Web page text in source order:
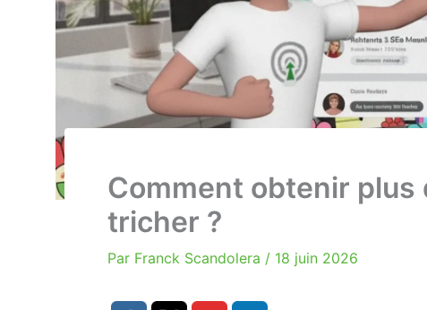
Comment obtenir plus
tricher ?
Par Franck Scandolera / 18 juin 2026